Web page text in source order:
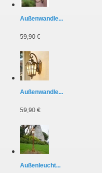
Außenwandle...
59,90 €
Außenwandle...
59,90 €
Außenleucht...